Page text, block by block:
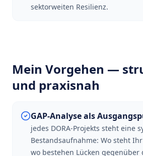
sektorweiten Resilienz.
Mein Vorgehen —
und praxisnah
GAP-Analyse als
jedes DORA-Projekts steht eine
Bestandsaufnahme: Wo steht
wo bestehen Lücken gegenüber